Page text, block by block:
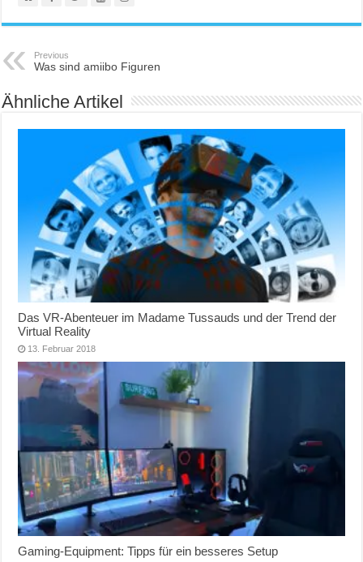
Previous
Was sind amiibo Figuren
Ähnliche Artikel
Das VR-Abenteuer im Madame Tussauds und der Trend der
Virtual Reality
13. Februar 2018
Gaming-Equipment: Tipps für ein besseres Setup